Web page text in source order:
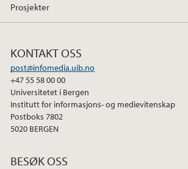
Prosjekter
KONTAKT OSS
post@infomedia.uib.no
+47 55 58 00 00
Universitetet i Bergen
Institutt for informasjons- og medievitenskap
Postboks 7802
5020 BERGEN
BESØK OSS